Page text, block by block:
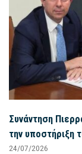
Συνάντηση
την υποστήριξη
24/07/2026